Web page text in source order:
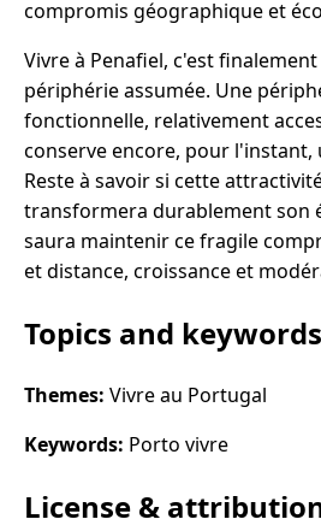
compromis géographique et
Vivre à Penafiel, c'est
périphérie assumée. Une
fonctionnelle, relativement
conserve encore, pour l'instant,
Reste à savoir si cette
transformera durablement son
saura maintenir ce fragile
et distance, croissance et
Topics and keywords
Themes: Vivre au Portugal
Keywords: Porto vivre
License &